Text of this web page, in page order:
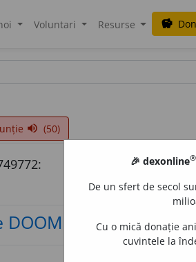
Voluntari Resurse savings
volume_up (50)
DOOM
🎉 dexonline®
De un sfert de secol
Cu o mică donație
cuvintele la